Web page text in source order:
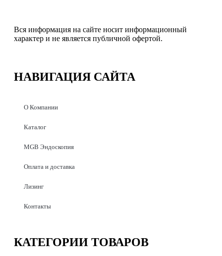
Вся информация на сайте носит информационный
характер и не является публичной офертой.
НАВИГАЦИЯ САЙТА
О Компании
Каталог
MGB Эндоскопия
Оплата и доставка
Лизинг
Контакты
КАТЕГОРИИ ТОВАРОВ